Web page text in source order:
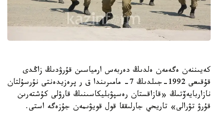
كەيىننەن ەگەمەن ەلدىڭ دەربەس ارمياسىن قۇرۋدىڭ زاڭدى
قۇقىعى 1992-جىلدىڭ 7- مامىرىندا ق ر پرەزيدەنتى نۇرسۇلتان
نازاربايەۆتىڭ «قازاقستان رەسپۋبليكاسىنىڭ قارۋلى كۇشتەرىن
قۇرۋ تۋرالى» تاريحي جارلىققا قول قويۋىمەن جۇزەگە استى.